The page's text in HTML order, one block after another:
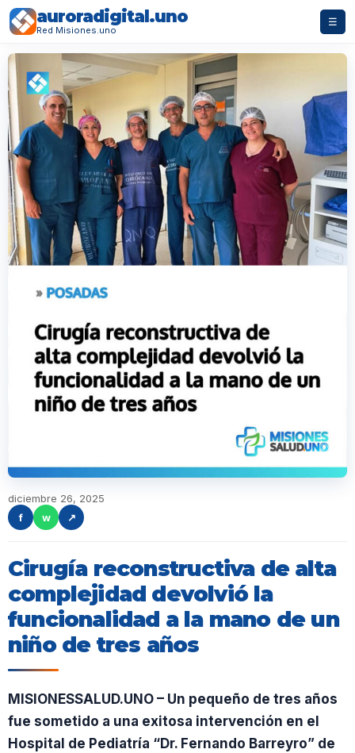
auroradigital.uno
Red Misiones.uno
☰
diciembre 26, 2025
f
w ↗
Cirugía reconstructiva de alta
complejidad devolvió la
funcionalidad a la mano de un
niño de tres años
MISIONESSALUD.UNO – Un pequeño de tres años
fue sometido a una exitosa intervención en el
Hospital de Pediatría “Dr. Fernando Barreyro” de